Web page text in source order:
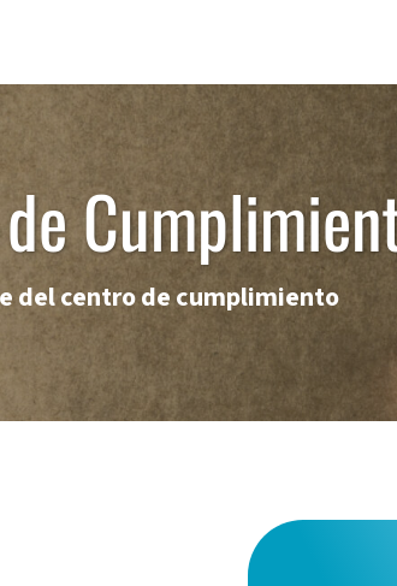
del centro de cumplimiento